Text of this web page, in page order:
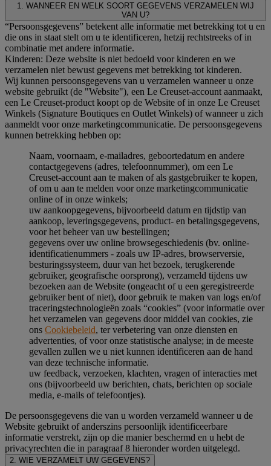
1. WANNEER EN WELK SOORT GEGEVENS VERZAMELEN WIJ
VAN U?
“Persoonsgegevens” betekent alle informatie met betrekking tot u en
die ons in staat stelt om u te identificeren, hetzij rechtstreeks of in
combinatie met andere informatie.
Kinderen: Deze website is niet bedoeld voor kinderen en we
verzamelen niet bewust gegevens met betrekking tot kinderen.
Wij kunnen persoonsgegevens van u verzamelen wanneer u onze
website gebruikt (de "Website"), een Le Creuset-account aanmaakt,
een Le Creuset-product koopt op de Website of in onze Le Creuset
Winkels (Signature Boutiques en Outlet Winkels) of wanneer u zich
aanmeldt voor onze marketingcommunicatie. De persoonsgegevens
kunnen betrekking hebben op:
Naam, voornaam, e-mailadres, geboortedatum en andere
contactgegevens (adres, telefoonnummer), om een Le
Creuset-account aan te maken of als gastgebruiker te kopen,
of om u aan te melden voor onze marketingcommunicatie
online of in onze winkels;
uw aankoopgegevens, bijvoorbeeld datum en tijdstip van
aankoop, leveringsgegevens, product- en betalingsgegevens,
voor het beheer van uw bestellingen;
gegevens over uw online browsegeschiedenis (bv. online-
identificatienummers - zoals uw IP-adres, browserversie,
besturingssysteem, duur van het bezoek, terugkerende
gebruiker, geografische oorsprong), verzameld tijdens uw
bezoeken aan de Website (ongeacht of u een geregistreerde
gebruiker bent of niet), door gebruik te maken van logs en/of
traceringstechnologieën zoals “cookies” (voor informatie over
het verzamelen van gegevens door middel van cookies, zie
ons Cookiebeleid, ter verbetering van onze diensten en
advertenties, of voor onze statistische analyse; in de meeste
gevallen zullen we u niet kunnen identificeren aan de hand
van deze technische informatie.
uw feedback, verzoeken, klachten, vragen of interacties met
ons (bijvoorbeeld uw berichten, chats, berichten op sociale
media, e-mails of telefoontjes).
De persoonsgegevens die van u worden verzameld wanneer u de
Website gebruikt of anderszins persoonlijk identificeerbare
informatie verstrekt, zijn op die manier beschermd en u hebt de
privacyrechten die in paragraaf 8 hieronder worden uitgelegd.
2. WIE VERZAMELT UW GEGEVENS?